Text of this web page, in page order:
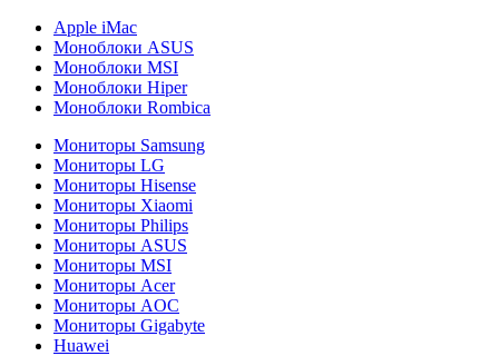
Apple iMac
Моноблоки ASUS
Моноблоки MSI
Моноблоки Hiper
Моноблоки Rombica
Мониторы Samsung
Мониторы LG
Мониторы Hisense
Мониторы Xiaomi
Мониторы Philips
Мониторы ASUS
Мониторы MSI
Мониторы Acer
Мониторы AOC
Мониторы Gigabyte
Huawei